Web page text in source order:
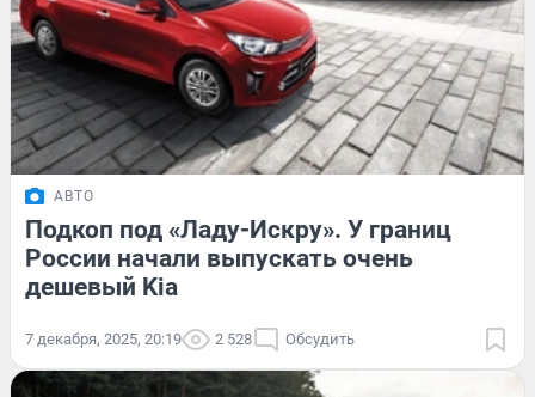
АВТО
Подкоп под «Ладу-Искру». У границ
России начали выпускать очень
дешевый Kia
7 декабря, 2025, 20:19 2 528 Обсудить